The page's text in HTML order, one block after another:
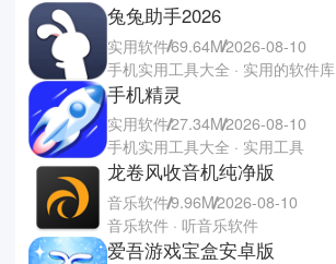
兔兔助手2026
实用软件69.64M2026-08-10
手机实用工具大全 · 实用的软件库
手机精灵
实用软件27.34M2026-08-10
手机实用工具大全 · 实用工具
龙卷风收音机纯净版
音乐软件9.96M2026-08-10
音乐软件 · 听音乐软件
爱吾游戏宝盒安卓版